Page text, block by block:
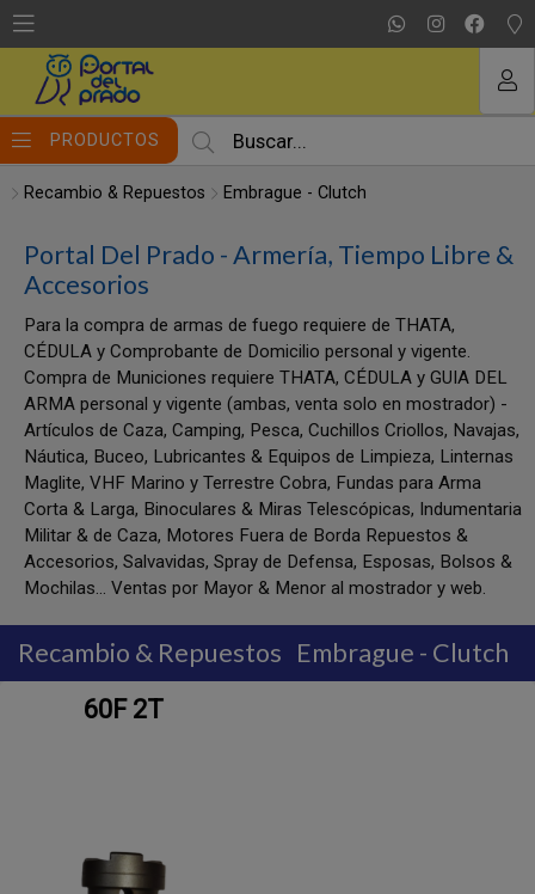
PRODUCTOS
Recambio & Repuestos Embrague - Clutch
Portal Del Prado - Armería, Tiempo Libre &
Accesorios
Para la compra de armas de fuego requiere de THATA,
CÉDULA y Comprobante de Domicilio personal y vigente.
Compra de Municiones requiere THATA, CÉDULA y GUIA DEL
ARMA personal y vigente (ambas, venta solo en mostrador) -
Artículos de Caza, Camping, Pesca, Cuchillos Criollos, Navajas,
Náutica, Buceo, Lubricantes & Equipos de Limpieza, Linternas
Maglite, VHF Marino y Terrestre Cobra, Fundas para Arma
Corta & Larga, Binoculares & Miras Telescópicas, Indumentaria
Militar & de Caza, Motores Fuera de Borda Repuestos &
Accesorios, Salvavidas, Spray de Defensa, Esposas, Bolsos &
Mochilas... Ventas por Mayor & Menor al mostrador y web.
Recambio & Repuestos Embrague - Clutch